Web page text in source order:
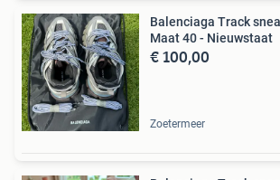
Balenciaga Track
Maat 40 - Nieuwstaat
€ 100,00
Zoetermeer